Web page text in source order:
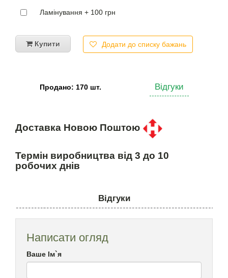
Ламінування + 100 грн
Купити Додати до списку бажань
Продано: 170 шт. Відгуки
Доставка Новою Поштою
Термін виробництва від 3 до 10
робочих днів
Відгуки
Написати огляд
Ваше Ім`я